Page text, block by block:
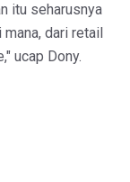
itu seharusnya
dari retail
ucap Dony.